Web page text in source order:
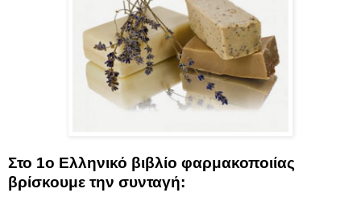
Στο 1ο Ελληνικό βιβλίο φαρμακοποιίας
βρίσκουμε την συνταγή: